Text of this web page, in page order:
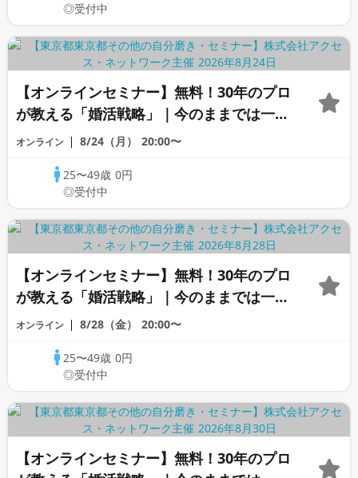
◎受付中
【オンラインセミナー】無料！30年のプロ
が教える「婚活戦略」｜今のままでは一生
変わらないと感じる男性へ
オンライン 8/24（月） 20:00〜
25〜49歳0円
◎受付中
【オンラインセミナー】無料！30年のプロ
が教える「婚活戦略」｜今のままでは一生
変わらないと感じる男性へ
オンライン 8/28（金） 20:00〜
25〜49歳0円
◎受付中
【オンラインセミナー】無料！30年のプロ